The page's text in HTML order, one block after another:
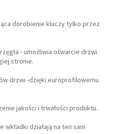
dorobienie kluczy tylko przez
- umożliwia otwarcie drzwi
stronie.
drzwi -dzięki europrofilowemu
jakości i trwałości produktu.
działają na ten sam